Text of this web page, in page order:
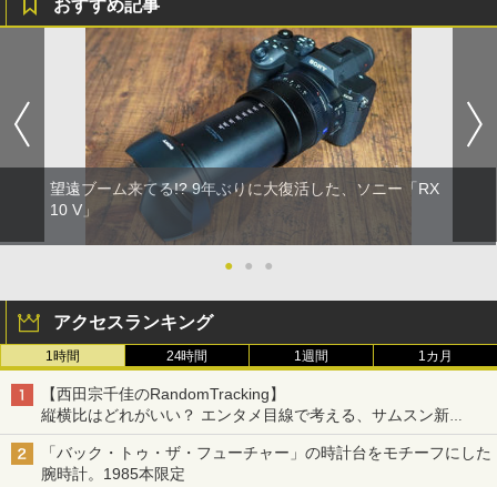
おすすめ記事
望遠ブーム来てる!? 9年ぶりに大復活した、ソニー「RX
10 V」
● ● ●
アクセスランキング
1時間 24時間 1週間 1カ月
【西田宗千佳のRandomTracking】
縦横比はどれがいい？ エンタメ目線で考える、サムスン新
「Galaxy Z Fold」
「バック・トゥ・ザ・フューチャー」の時計台をモチーフにした
腕時計。1985本限定